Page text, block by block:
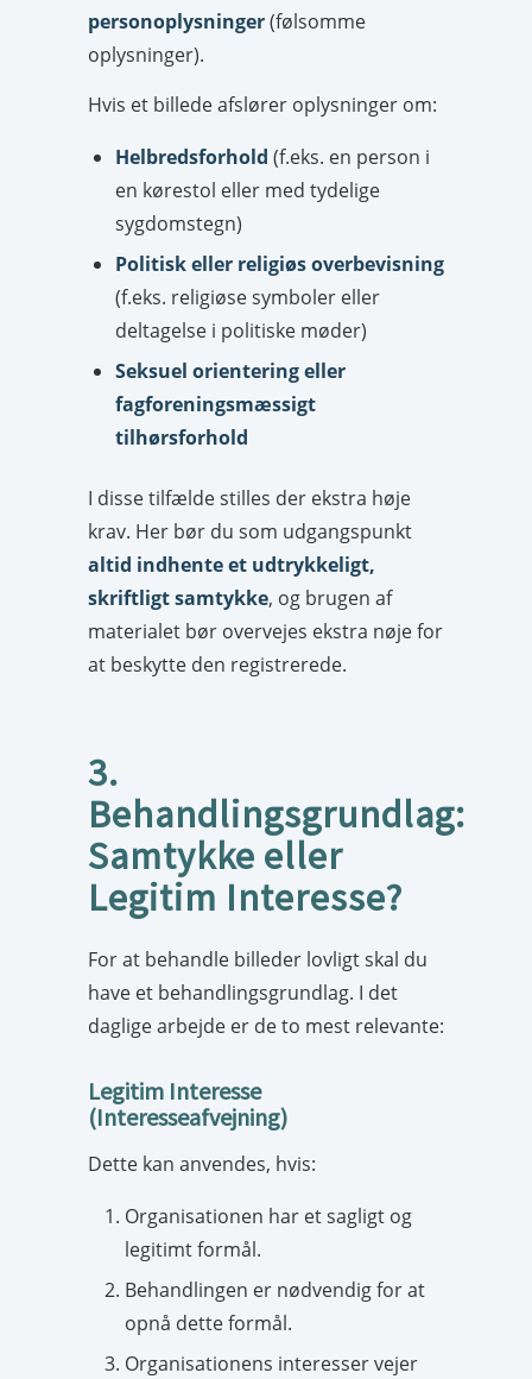
personoplysninger(følsomme
oplysninger).
Hvis et billede afslører oplysninger om:
Helbredsforhold (f.eks. en person i
en kørestol eller med tydelige
sygdomstegn)
Politisk eller religiøs overbevisning
(f.eks. religiøse symboler eller
deltagelse i politiske møder)
Seksuel orientering eller
fagforeningsmæssigt
tilhørsforhold
I disse tilfælde stilles der ekstra høje
krav. Her bør du som udgangspunkt
altid indhente et udtrykkeligt,
skriftligt samtykke, og brugen af
materialet bør overvejes ekstra nøje for
at beskytte den registrerede.
3.
Behandlingsgrundlag:
Samtykke eller
Legitim Interesse?
For at behandle billeder lovligt skal du
have et behandlingsgrundlag. I det
daglige arbejde er de to mest relevante:
Legitim Interesse
(Interesseafvejning)
Dette kan anvendes, hvis:
Organisationen har et sagligt og
legitimt formål.
Behandlingen er nødvendig for at
opnå dette formål.
Organisationens interesser vejer